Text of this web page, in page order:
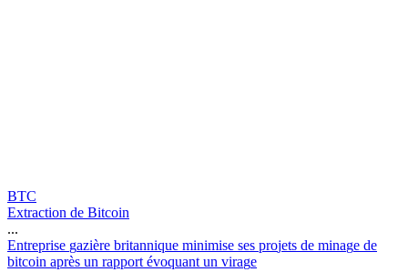
BTC
Extraction de Bitcoin
...
Entreprise gazière britannique minimise ses projets de minage de
bitcoin après un rapport évoquant un virage